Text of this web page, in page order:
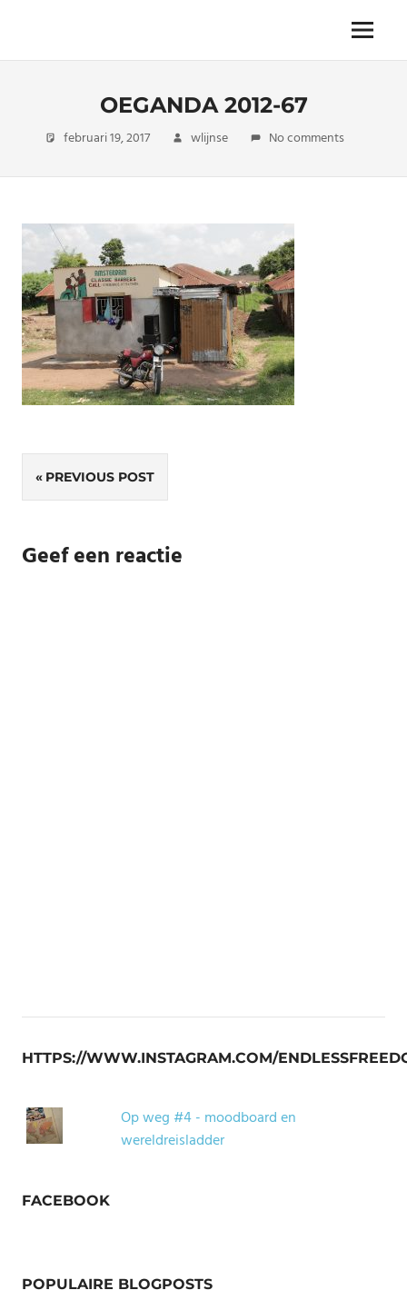
content
Menu
OEGANDA 2012-67
februari 19, 2017 wlijnse No comments
Bericht
navigatie
PREVIOUS POST
Geef een reactie
HTTPS://WWW.INSTAGRAM.COM/
Op weg #4 - moodboard en
wereldreisladder
FACEBOOK
POPULAIRE BLOGPOSTS